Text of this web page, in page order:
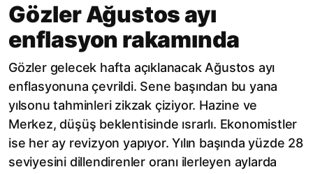
Gözler Ağustos ayı
enflasyon rakamında
Gözler gelecek hafta açıklanacak Ağustos ayı
enflasyonuna çevrildi. Sene başından bu yana
yılsonu tahminleri zikzak çiziyor. Hazine ve
Merkez, düşüş beklentisinde ısrarlı. Ekonomistler
ise her ay revizyon yapıyor. Yılın başında yüzde 28
seviyesini dillendirenler oranı ilerleyen aylarda